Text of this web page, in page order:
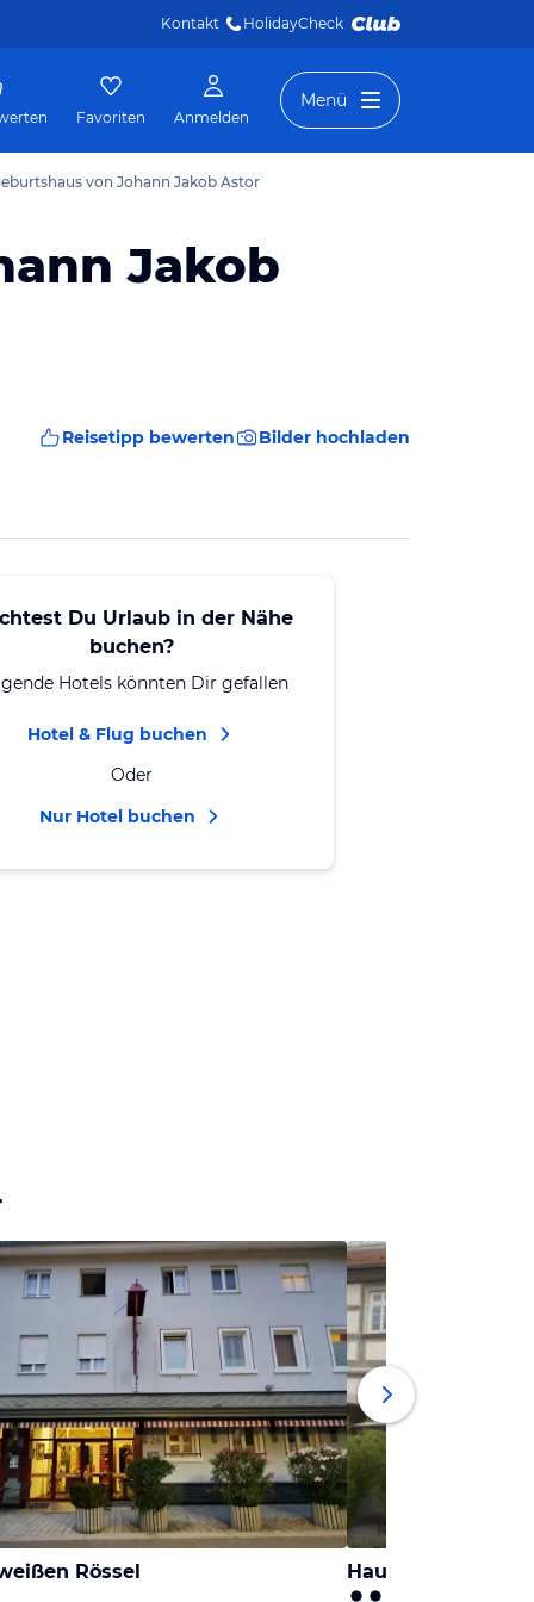
Kontakt HolidayCheck
Favoriten Anmelden
Menü
von Johann Jakob Astor
Jakob
Reisetipp bewerten Bilder hochladen
Du Urlaub in der Nähe
buchen?
Hotels könnten Dir gefallen
Hotel & Flug buchen
Oder
Nur Hotel buchen
Rössel Haus Landgraf